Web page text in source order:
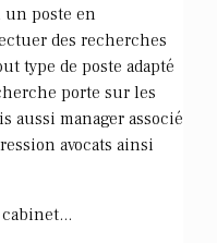
un poste en
des recherches
type de poste adapté
porte sur les
aussi manager associé
avocats ainsi